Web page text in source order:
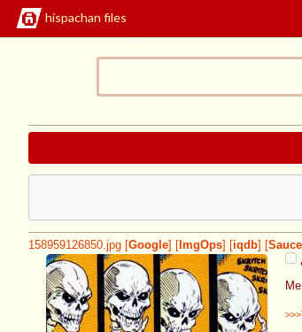
hispachan files
158959126850.jpg Google ImgOps iqdb